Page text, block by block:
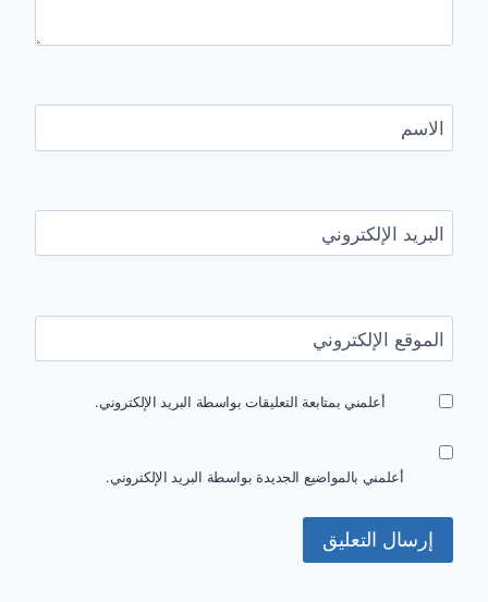
الاسم
البريد الإلكتروني
الموقع الإلكتروني
أعلمني بمتابعة التعليقات بواسطة البريد الإلكتروني.
أعلمني بالمواضيع الجديدة بواسطة البريد الإلكتروني.